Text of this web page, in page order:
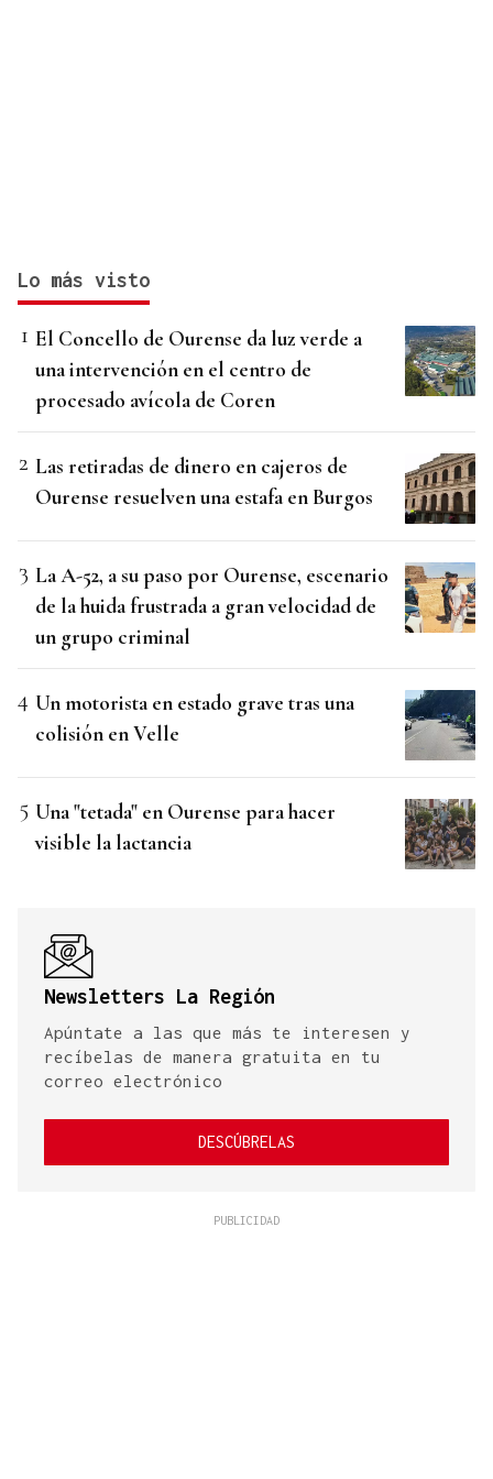
Lo más visto
El Concello de Ourense da luz verde a
una intervención en el centro de
procesado avícola de Coren
Las retiradas de dinero en cajeros de
Ourense resuelven una estafa en Burgos
La A-52, a su paso por Ourense, escenario
de la huida frustrada a gran velocidad de
un grupo criminal
Un motorista en estado grave tras una
colisión en Velle
Una "tetada" en Ourense para hacer
visible la lactancia
Newsletters La Región
Apúntate a las que más te interesen y
recíbelas de manera gratuita en tu
correo electrónico
DESCÚBRELAS